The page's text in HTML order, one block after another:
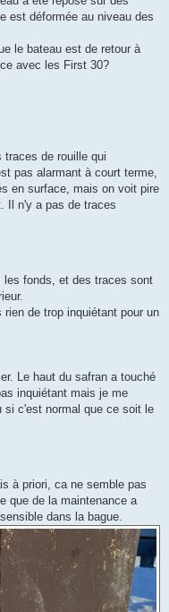
est déformée au niveau des
le bateau est de retour à
avec les First 30?
traces de rouille qui
pas alarmant à court terme,
en surface, mais on voit pire
Il n'y a pas de traces
les fonds, et des traces sont
rien de trop inquiétant pour un
Le haut du safran a touché
inquiétant mais je me
si c'est normal que ce soit le
à priori, ca ne semble pas
que de la maintenance a
dans la bague.